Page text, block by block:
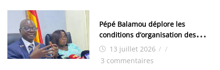
Pépé Balamou déplore les
conditions d’organisation des
examens nationaux : « Si ce sont
les élections, on trouve tous les
13 juillet 2026 / /
3 commentaires